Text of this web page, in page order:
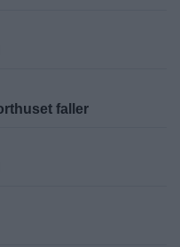
faller